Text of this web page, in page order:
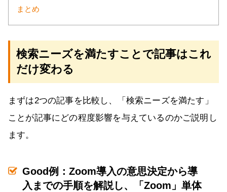
まとめ
検索ニーズを満たすことで記事はこれ
だけ変わる
まずは2つの記事を比較し、「検索ニーズを満たす」
ことが記事にどの程度影響を与えているのかご説明し
ます。
Good例：Zoom導入の意思決定から導
入までの手順を解説し、「Zoom」単体